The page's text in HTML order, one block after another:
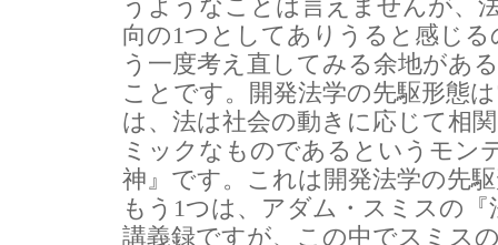
うようなことは言えませんが、
向の1つとしてありうると感じ
う一度考え直してみる余地があ
ことです。開発法学の先駆形態
は、法は社会の動きに応じて相
ミックなものであるというモン
神』です。これは開発法学の先
もう1つは、アダム・スミスの
講義録ですが、この中でスミス